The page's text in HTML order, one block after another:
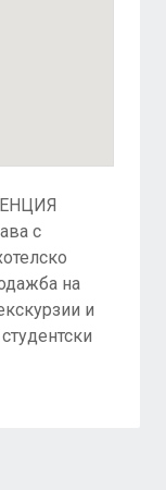
с
на
и